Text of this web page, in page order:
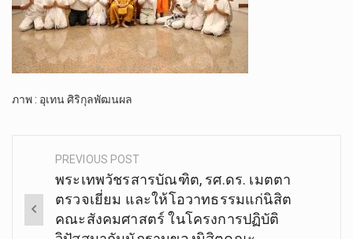
ภาพ : อุเทน ศิริกุลพัฒนผล
Post
navigation
PREVIOUS POST
พระเทพวัชรสารบัณฑิต, รศ.ดร. เมตตา
ตรวจเยี่ยม และให้โอวาทธรรมแก่นิสิต
คณะสังคมศาสตร์ ในโครงการปฏิบัติ